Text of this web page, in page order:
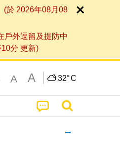
(於 2026年08月08
戶外逗留及提防中
分 更新)
A A 32°C